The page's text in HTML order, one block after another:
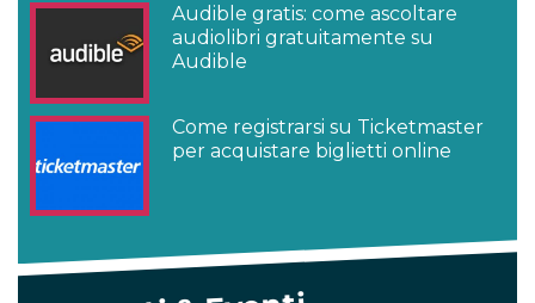
Audible gratis: come ascoltare
audiolibri gratuitamente su
Audible
Come registrarsi su Ticketmaster
per acquistare biglietti online